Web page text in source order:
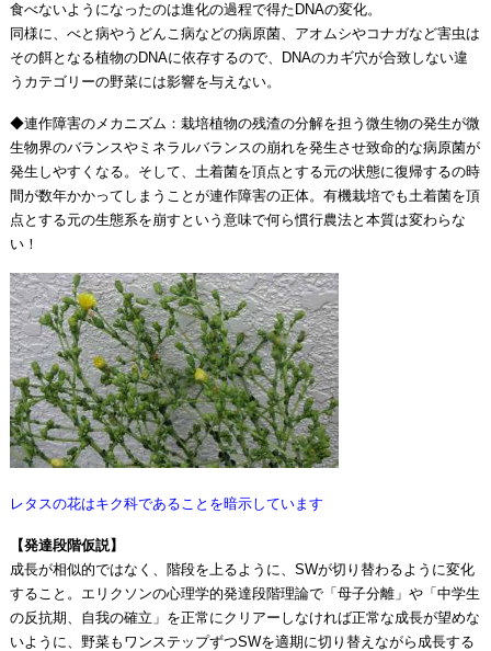
食べないようになったのは進化の過程で得たDNAの変化。
同様に、べと病やうどんこ病などの病原菌、アオムシやコナガなど害虫は
その餌となる植物のDNAに依存するので、DNAのカギ穴が合致しない違
うカテゴリーの野菜には影響を与えない。
◆連作障害のメカニズム：栽培植物の残渣の分解を担う微生物の発生が微
生物界のバランスやミネラルバランスの崩れを発生させ致命的な病原菌が
発生しやすくなる。そして、土着菌を頂点とする元の状態に復帰するの時
間が数年かかってしまうことが連作障害の正体。有機栽培でも土着菌を頂
点とする元の生態系を崩すという意味で何ら慣行農法と本質は変わらな
い！
レタスの花はキク科であることを暗示しています
【発達段階仮説】
成長が相似的ではなく、階段を上るように、SWが切り替わるように変化
すること。エリクソンの心理学的発達段階理論で「母子分離」や「中学生
の反抗期、自我の確立」を正常にクリアーしなければ正常な成長が望めな
いように、野菜もワンステップずつSWを適期に切り替えながら成長する